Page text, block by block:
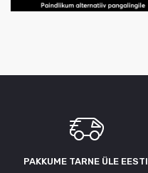
PAKKUME TARNE ÜLE ЕESTI